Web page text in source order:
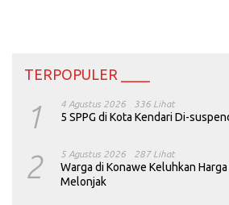
TERPOPULER ____
1 4 Agustus 2026 336 Lihat
5 SPPG di Kota Kendari Di-
2 5 Agustus 2026 287 Lihat
Warga di Konawe Keluhkan
Melonjak